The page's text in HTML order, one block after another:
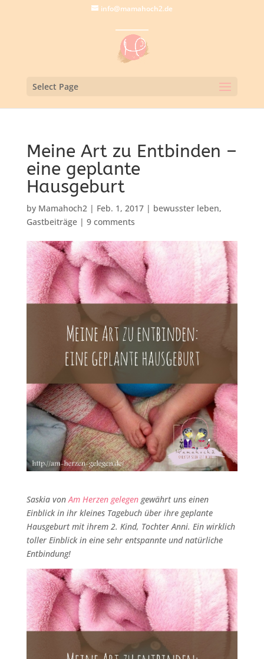
info@mamahoch2.de
Select Page
Meine Art zu Entbinden –
eine geplante
Hausgeburt
by Mamahoch2| Feb. 1, 2017| bewusster leben,
Gastbeiträge| 9 comments
Saskia von Am Herzen gelegengewährt uns einen
Einblick in ihr kleines Tagebuch über ihre geplante
Hausgeburt mit ihrem 2. Kind, Tochter Anni. Ein wirklich
toller Einblick in eine sehr entspannte und natürliche
Entbindung!